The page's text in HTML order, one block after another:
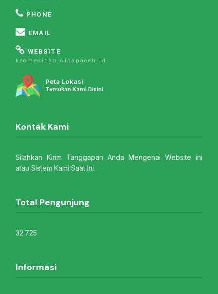
PHONE
EMAIL
WEBSITE
kecmesidah.sigapaceh.id
Peta Lokasi
Temukan Kami Disini
Kontak Kami
Silahkan Kirim Tanggapan Anda Mengenai Website ini
atau Sistem Kami Saat Ini.
Total Pengunjung
32.725
Informasi